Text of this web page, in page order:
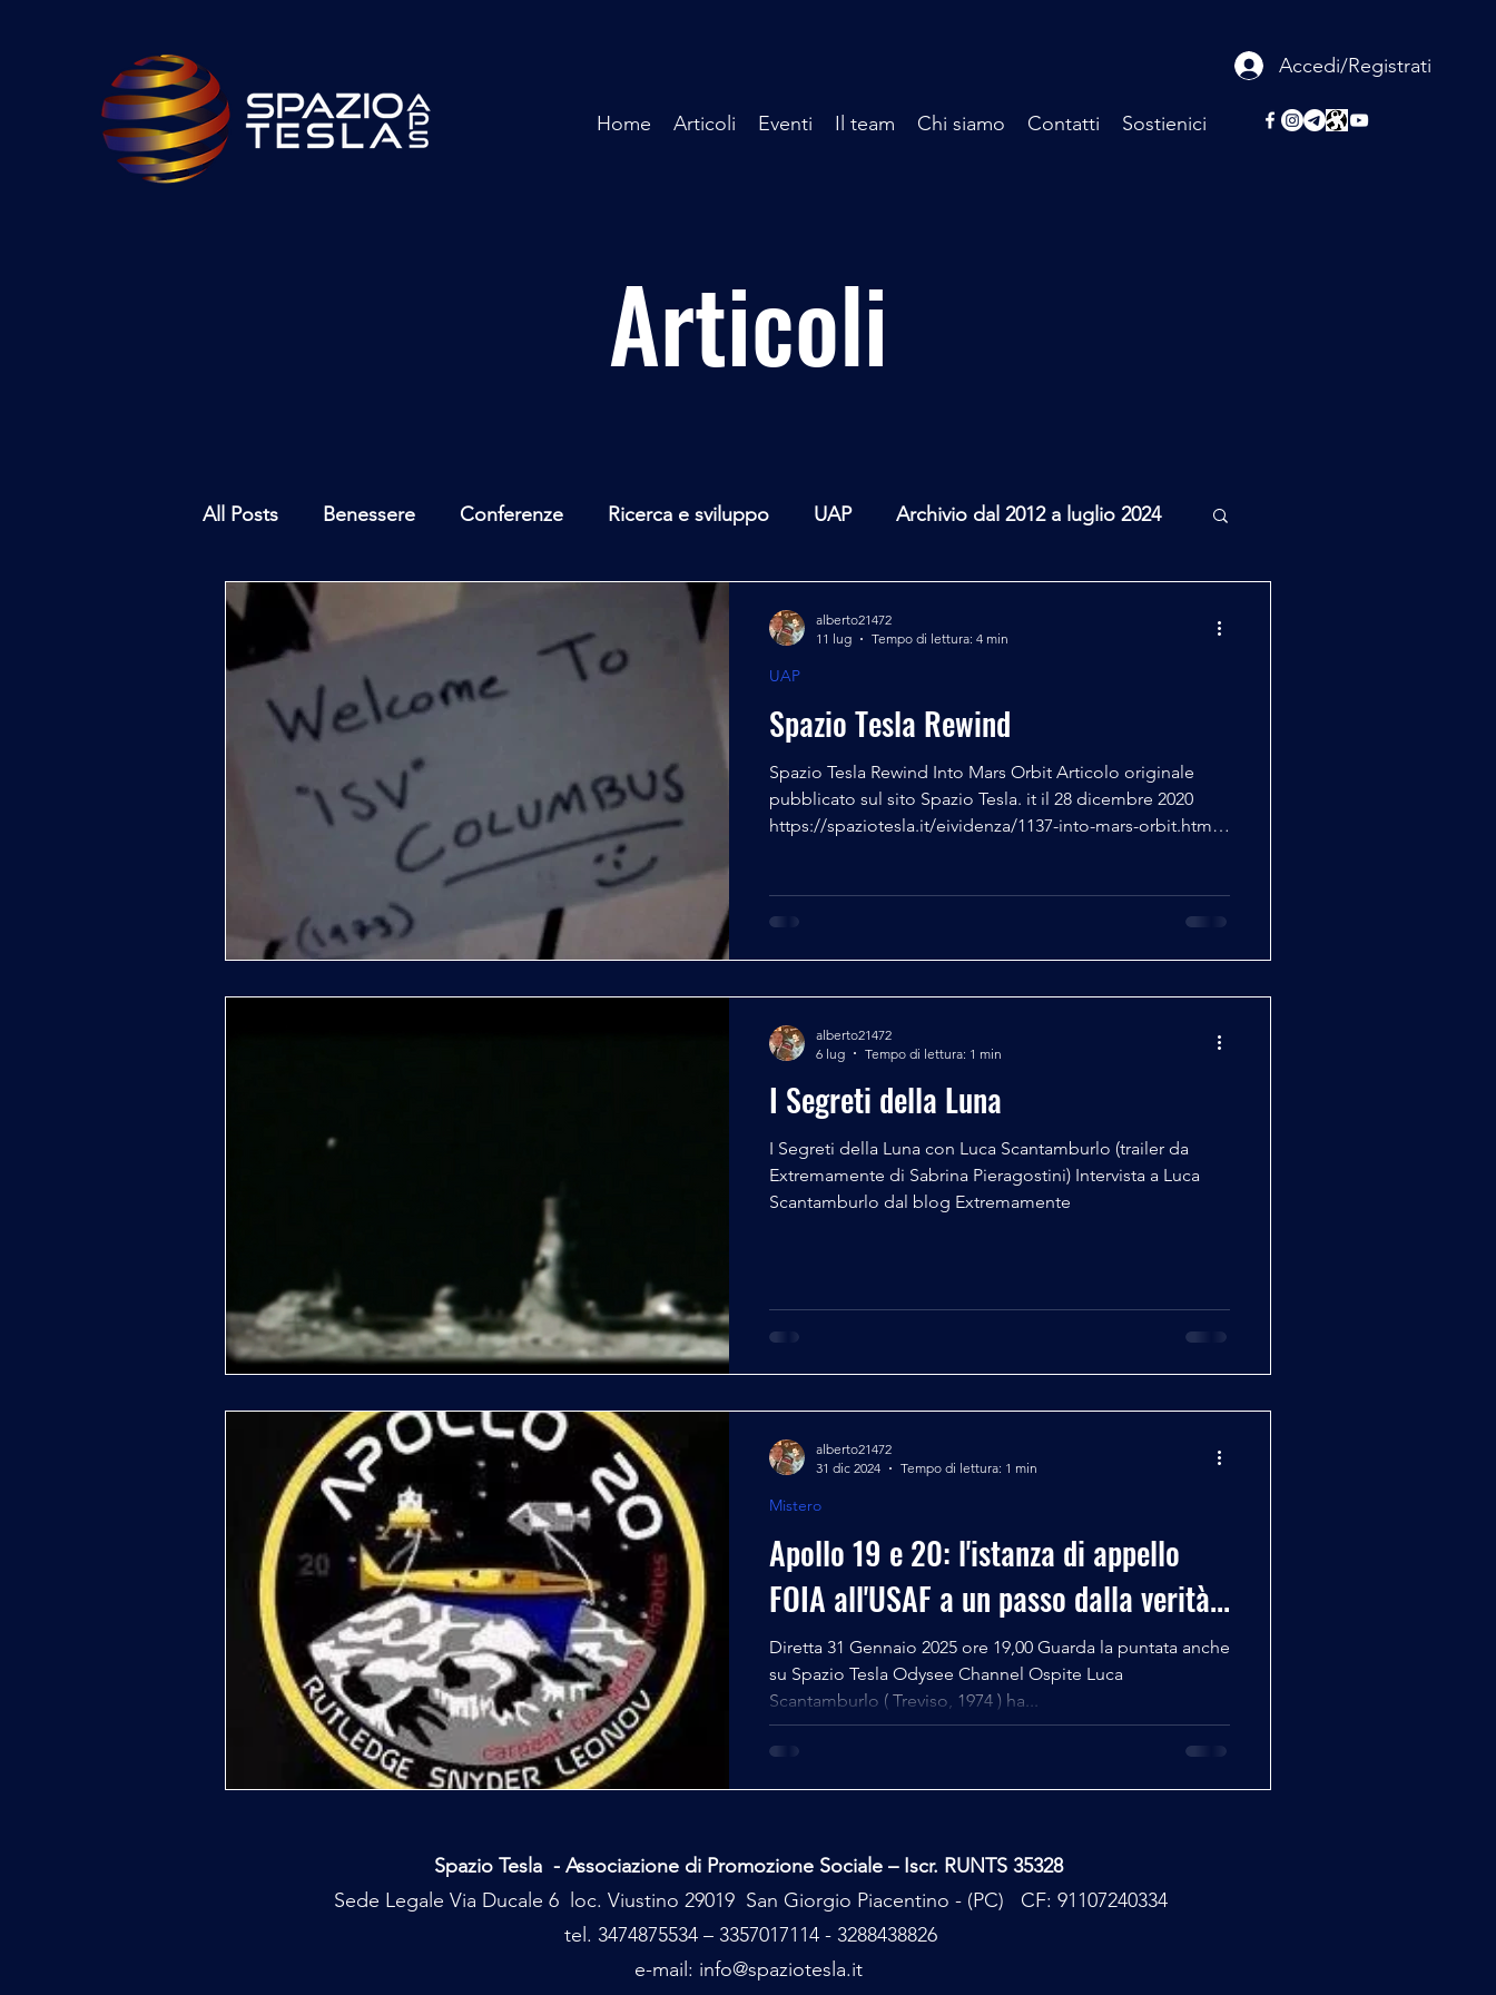
Accedi/Registrati
Home Articoli Eventi Il team Chi siamo Contatti Sostienici
Articoli
All Posts Benessere Conferenze Ricerca e sviluppo UAP Archivio dal 2012 a luglio 2024
Ambiente Mare Mediterraneo
Archeoastronomia Attualità
Spazio Tesla Rewind
Spazio Tesla Rewind Into Mars Orbit Articolo originale
pubblicato sul sito Spazio Tesla. it il 28 dicembre 2020
https://spaziotesla.it/eividenza/1137-into-mars-orbit.html
Generale a riposo ex capo del programma di sicurezza
spaziale israeliano di cui ne è stato anche il fondatore e
UAP
alberto21472
11 lug
Tempo di lettura: 4 min
I Segreti della Luna
I Segreti della Luna con Luca Scantamburlo (trailer da
Extremamente di Sabrina Pieragostini) Intervista a Luca
Scantamburlo dal blog Extremamente
alberto21472
6 lug
Tempo di lettura: 1 min
Apollo 19 e 20: l'istanza di appello
FOIA all'USAF a un passo dalla verità...
Diretta 31 Gennaio 2025 ore 19,00 Guarda la puntata anche
su Spazio Tesla Odysee Channel Ospite Luca
Scantamburlo ( Treviso, 1974 ) ha...
Mistero
alberto21472
31 dic 2024
Tempo di lettura: 1 min
Spazio Tesla - Associazione di Promozione Sociale – Iscr. RUNTS 35328
Sede Legale Via Ducale 6 loc. Viustino 29019 San Giorgio Piacentino - (PC) CF: 91107240334
tel. 3474875534 – 3357017114 - 3288438826
e-mail: info@spaziotesla.it